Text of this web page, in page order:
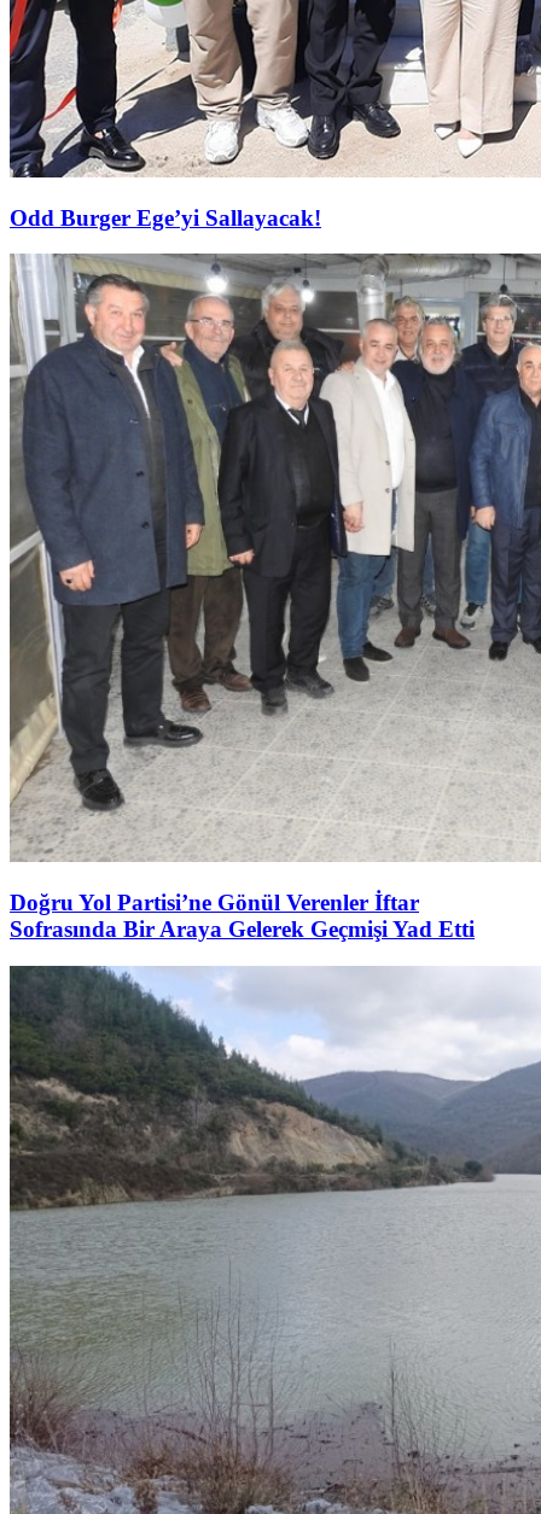
Odd Burger Ege’yi Sallayacak!
Doğru Yol Partisi’ne Gönül Verenler İftar
Sofrasında Bir Araya Gelerek Geçmişi Yad Etti